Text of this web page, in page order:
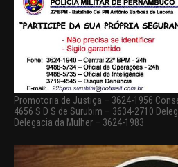
Promotoria de Justiça – 3624-1956
4656 S D S de Surubim – 3634-2710
Delegacia da Mulher – 3624-1983